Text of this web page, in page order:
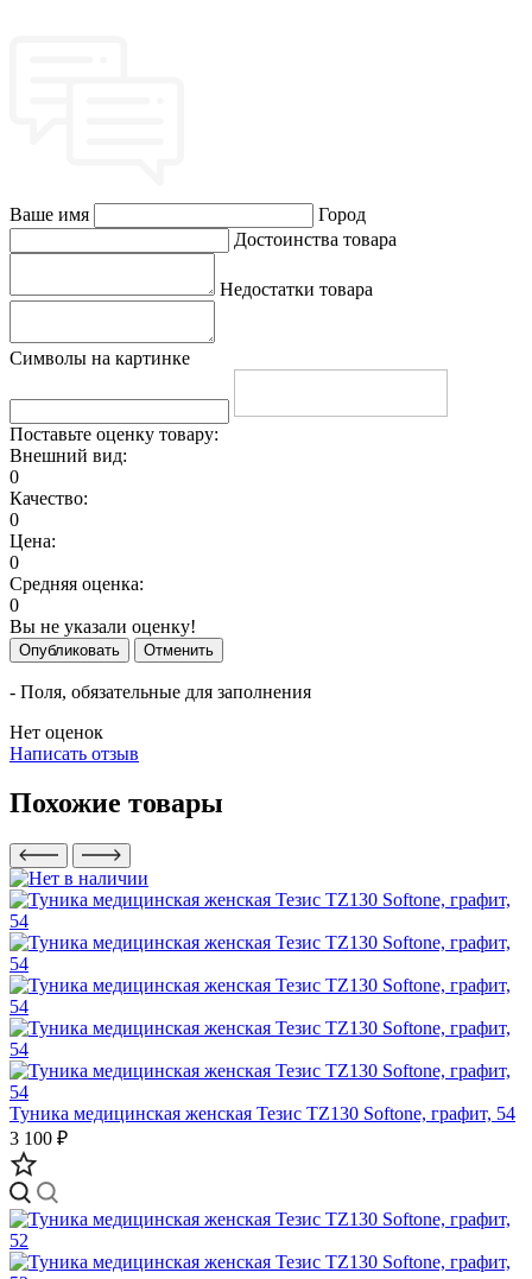
Ваше имя
Город
Достоинства товара
Недостатки товара
Символы на картинке
Поставьте оценку товару:
Внешний вид:
0
Качество:
0
Цена:
0
Средняя оценка:
0
Вы не указали оценку!
Опубликовать Отменить
- Поля, обязательные для заполнения
Нет оценок
Написать отзыв
Похожие товары
Туника медицинская женская Тезис TZ130 Softone, графит, 54
3 100 ₽